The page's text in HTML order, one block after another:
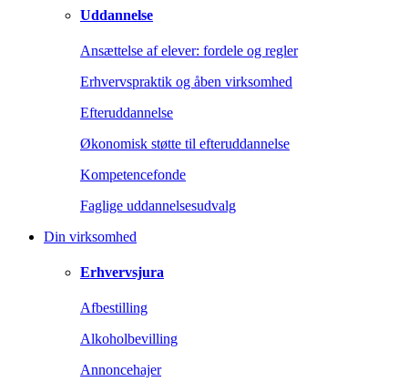
Uddannelse
Ansættelse af elever: fordele og regler
Erhvervspraktik og åben virksomhed
Efteruddannelse
Økonomisk støtte til efteruddannelse
Kompetencefonde
Faglige uddannelsesudvalg
Din virksomhed
Erhvervsjura
Afbestilling
Alkoholbevilling
Annoncehajer